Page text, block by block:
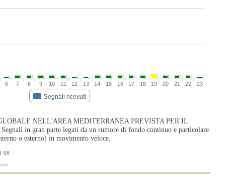
Segnali ricevuti
6 7 8 9 10 11 12 13 14 15 16 17 18 19 20 21 22 23
NELL'AREA MEDITERRANEA PREVISTA PER IL
in gran parte legati da un rumore di fondo continuo e particolare
o esterno) in movimento veloce.